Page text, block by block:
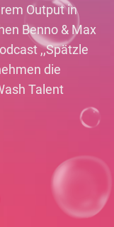
Output in
Benno & Max
,,Spätzle
die
Talent